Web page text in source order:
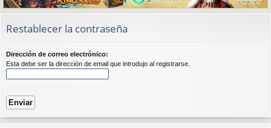
rá
pi
s
ar rsc
Restablecer la contraseña
Dirección de correo electrónico:
Esta debe ser la dirección de email que introdujo al registrarse.